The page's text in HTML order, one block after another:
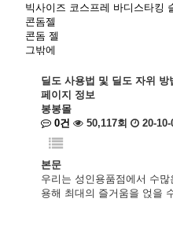
빅사이즈 코스프레 바디스타킹
콘돔젤
콘돔 젤
그밖에
딜도 사용법 및 딜도 자위 방
페이지 정보
봉봉몰
0건
50,117회 20-
본문
우리는 성인용품점에서 수
용해 최대의 즐거움을 얹을